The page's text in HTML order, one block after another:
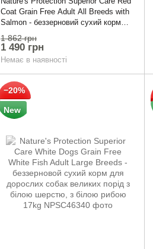
Coat Grain Free Adult All Breeds with
Salmon - беззерновий сухий корм
для дорослих собак всіх порід з
рудим забарвленням шерсті з
лососем 4 кг
1 862 грн
1 490 грн
Немає в наявності
−20%
New